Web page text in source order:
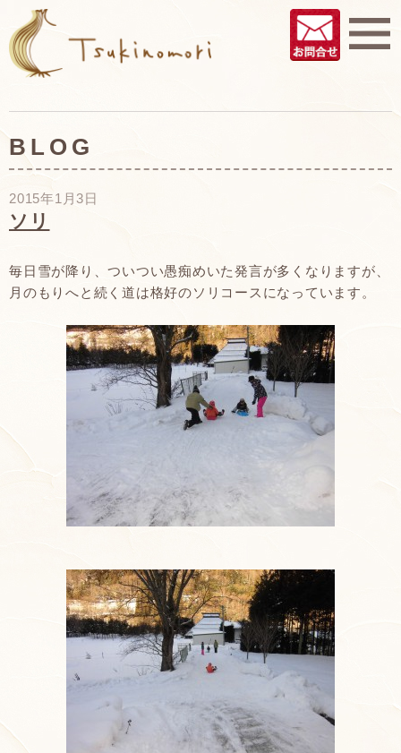
BLOG
2015年1月3日
ソリ
毎日雪が降り、ついつい愚痴めいた発言が多くなりますが、
月のもりへと続く道は格好のソリコースになっています。